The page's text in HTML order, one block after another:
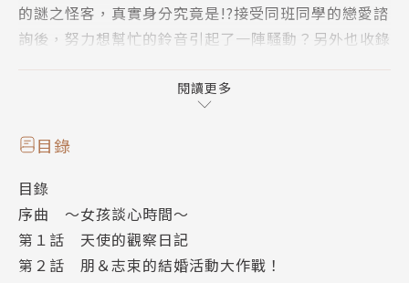
的謎之怪客，真實身分究竟是!?接受同班同學的戀愛諮
詢後，努力想幫忙的鈴音引起了一陣騷動？另外也收錄
機，紛亂熱鬧的「修羅場」愛情喜劇，第11集登場!!還
閱讀更多
目錄
目錄
序曲 ～女孩談心時間～
第１話 天使的觀察日記
第２話 朋＆志束的結婚活動大作戰！